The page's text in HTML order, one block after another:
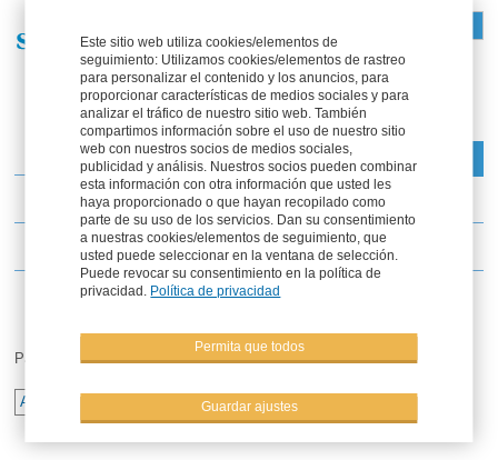
Parte del Grupo Solana
Menú
Noticias nuevas
Página 2 de 2
Anterior 2
Este sitio web utiliza cookies/elementos de
seguimiento: Utilizamos cookies/elementos de rastreo
para personalizar el contenido y los anuncios, para
proporcionar características de medios sociales y para
analizar el tráfico de nuestro sitio web. También
compartimos información sobre el uso de nuestro sitio
web con nuestros socios de medios sociales,
publicidad y análisis. Nuestros socios pueden combinar
esta información con otra información que usted les
haya proporcionado o que hayan recopilado como
parte de su uso de los servicios. Dan su consentimiento
a nuestras cookies/elementos de seguimiento, que
usted puede seleccionar en la ventana de selección.
Puede revocar su consentimiento en la política de
privacidad. Política de privacidad
Permita que todos
Guardar ajustes